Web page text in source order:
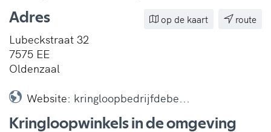
route
op de kaart
Adres
Lubeckstraat 32
7575 EE
Oldenzaal
Website: kringloopbedrijfdebe...
Kringloopwinkels in de omgeving